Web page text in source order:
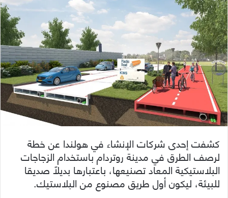
كشفت إحدى شركات الإنشاء في هولندا عن خطة
لرصف الطرق في مدينة روتردام باستخدام الزجاجات
البلاستيكية المعاد تصنيعها، باعتبارها بديلاً صديقا
للبيئة، ليكون أول طريق مصنوع من البلاستيك.